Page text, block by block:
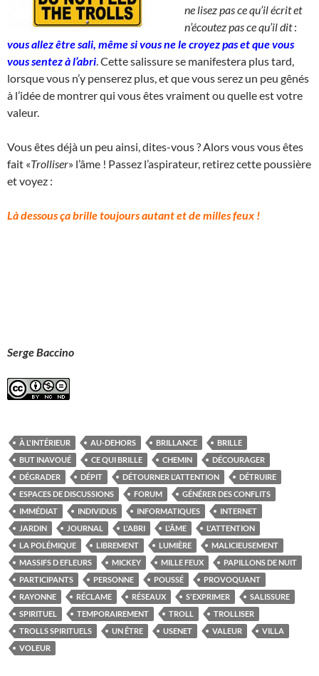
ne lisez pas ce qu’il écrit et
n’écoutez pas ce qu’il dit:
vous allez être sali, même si vous ne le croyez pas et que vous
vous sentez à l’abri . Cette salissure se manifestera plus tard,
lorsque vous n’y penserez plus, et que vous serez un peu gênés
à l’idée de montrer qui vous êtes vraiment ou quelle est votre
valeur.
Vous êtes déjà un peu ainsi, dites-vous ? Alors vous vous êtes
fait «Trolliser» l’âme ! Passez l’aspirateur, retirez cette poussière
et voyez :
Là dessous ça brille toujours autant et de milles feux !
Serge Baccino
À L'INTÉRIEUR AU-DEHORS BRILLANCE
BRILLE
BUT INAVOUÉ
CE QUI BRILLE CHEMIN
DÉCOURAGER
DÉGRADER
DÉPIT DÉTOURNER L'ATTENTION
DÉTRUIRE
ESPACES DE DISCUSSIONS
FORUM
GÉNÉRER DES CONFLITS
IMMÉDIAT
INDIVIDUS INFORMATIQUES
INTERNET
JARDIN
JOURNAL L'ABRI L'ÂME
L'ATTENTION
LA POLÉMIQUE
LIBREMENT LUMIÈRE
MALICIEUSEMENT
MASSIFS D EFLEURS
MICKEY MILLE FEUX
PAPILLONS DE NUIT
PARTICIPANTS
PERSONNE POUSSÉ
PROVOQUANT
RAYONNE
RÉCLAME RÉSEAUX S'EXPRIMER
SALISSURE
SPIRITUEL
TEMPORAIREMENT TROLL
TROLLISER
TROLLS SPIRITUELS
UN ÊTRE USENET VALEUR
VILLA
VOLEUR